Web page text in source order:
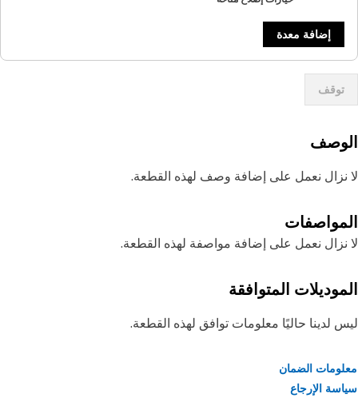
إضافة معدة
توقف
نزال نعمل على إضافة وصف لهذه القطعة.
نعمل على إضافة مواصفة لهذه القطعة.
المتوافقة
لدينا حاليًا معلومات توافق لهذه القطعة.
الضمان
الإرجاع